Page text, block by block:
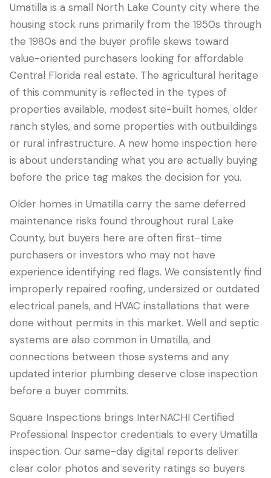
LANGUAGE
407-205-7228
预约检查
Umatilla is a small North Lake County city where the
housing stock runs primarily from the 1950s through
the 1980s and the buyer profile skews toward
value-oriented purchasers looking for affordable
Central Florida real estate. The agricultural heritage
of this community is reflected in the types of
properties available, modest site-built homes, older
ranch styles, and some properties with outbuildings
or rural infrastructure. A new home inspection here
is about understanding what you are actually buying
before the price tag makes the decision for you.
Older homes in Umatilla carry the same deferred
maintenance risks found throughout rural Lake
County, but buyers here are often first-time
purchasers or investors who may not have
experience identifying red flags. We consistently find
improperly repaired roofing, undersized or outdated
electrical panels, and HVAC installations that were
done without permits in this market. Well and septic
systems are also common in Umatilla, and
connections between those systems and any
updated interior plumbing deserve close inspection
before a buyer commits.
Square Inspections brings InterNACHI Certified
Professional Inspector credentials to every Umatilla
inspection. Our same-day digital reports deliver
clear color photos and severity ratings so buyers